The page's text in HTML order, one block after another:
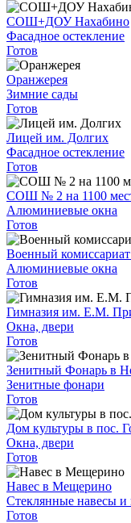
СОШ+ДОУ Нахабино
Фасадное остекление
Готов
Оранжерея
Зимние сады
Готов
Лицей им. Долгих
Фасадное остекление
Готов
СОШ № 2 на 1100
Алюминиевые окна
Готов
Военный
Алюминиевые окна
Готов
Гимназия им. Е.М.
Окна, двери
Готов
Зенитный Фонарь в
Зенитные фонари
Готов
Дом культуры в пос.
Окна, двери
Готов
Навес в Мещерино
Стеклянные навесы и
Готов